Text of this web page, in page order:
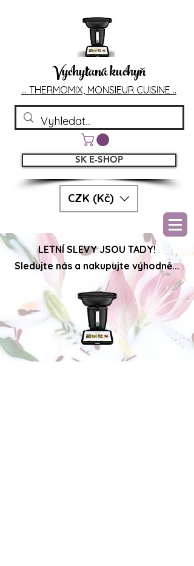
Vychytaná kuchyň
... THERMOMIX, MONSIEUR CUISINE ..
CZK (Kč)
SK E-SHOP
LETNÍ SLEVY JSOU TADY!
Sledujte nás a nakupujte výhodně...